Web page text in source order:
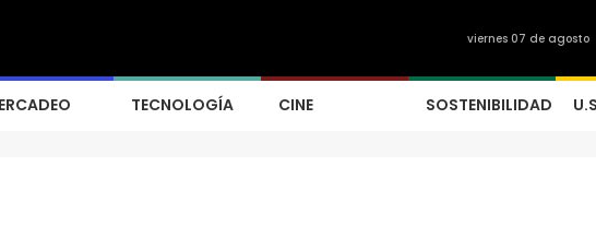
viernes 07 de agosto
TECNOLOGÍA CINE SOSTENIBILIDAD